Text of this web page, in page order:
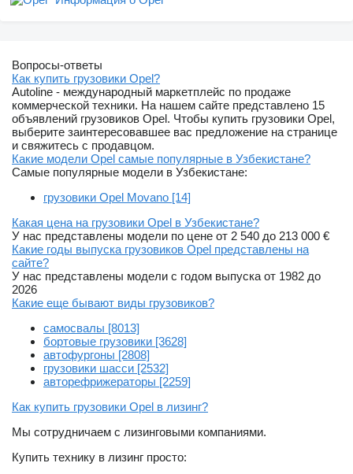
Вопросы-ответы
Как купить грузовики Opel?
Autoline - международный маркетплейс по продаже
коммерческой техники. На нашем сайте представлено 15
объявлений грузовиков Opel. Чтобы купить грузовики Opel,
выберите заинтересовавшее вас предложение на странице
и свяжитесь с продавцом.
Какие модели Opel самые популярные в Узбекистане?
Самые популярные модели в Узбекистане:
грузовики Opel Movano [14]
Какая цена на грузовики Opel в Узбекистане?
У нас представлены модели по цене от 2 540 до 213 000 €
Какие годы выпуска грузовиков Opel представлены на
сайте?
У нас представлены модели с годом выпуска от 1982 до
2026
Какие еще бывают виды грузовиков?
самосвалы [8013]
бортовые грузовики [3628]
автофургоны [2808]
грузовики шасси [2532]
авторефрижераторы [2259]
Как купить грузовики Opel в лизинг?
Мы сотрудничаем с лизинговыми компаниями.
Купить технику в лизинг просто: